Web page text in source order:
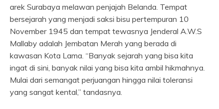
arek Surabaya melawan penjajah Belanda. Tempat
bersejarah yang menjadi saksi bisu pertempuran 10
November 1945 dan tempat tewasnya Jenderal A.W.S
Mallaby adalah Jembatan Merah yang berada di
kawasan Kota Lama. “Banyak sejarah yang bisa kita
ingat di sini, banyak nilai yang bisa kita ambil hikmahnya.
Mulai dari semangat perjuangan hingga nilai toleransi
yang sangat kental,” tandasnya.